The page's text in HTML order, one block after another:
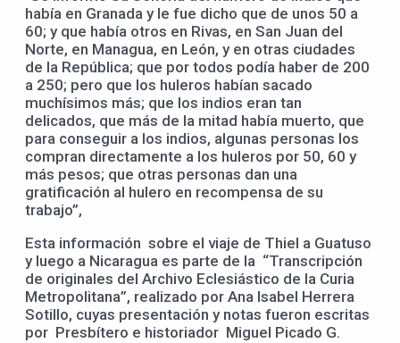
había en Granada y le fue dicho que de unos 50 a
60; y que había otros en Rivas, en San Juan del
Norte, en Managua, en León, y en otras ciudades
de la República; que por todos podía haber de 200
a 250; pero que los huleros habían sacado
muchísimos más; que los indios eran tan
delicados, que más de la mitad había muerto, que
para conseguir a los indios, algunas personas los
compran directamente a los huleros por 50, 60 y
más pesos; que otras personas dan una
gratificación al hulero en recompensa de su
trabajo”,
Esta información sobre el viaje de Thiel a Guatuso
y luego a Nicaragua es parte de la “Transcripción
de originales del Archivo Eclesiástico de la Curia
Metropolitana”, realizado por Ana Isabel Herrera
Sotillo, cuyas presentación y notas fueron escritas
por Presbítero e historiador Miguel Picado G.